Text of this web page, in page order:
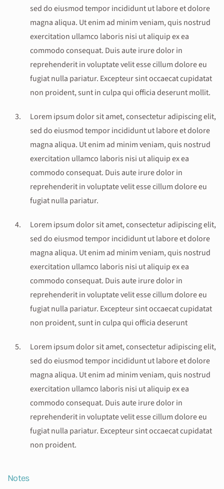
sed do eiusmod tempor incididunt ut labore et dolore
magna aliqua. Ut enim ad minim veniam, quis nostrud
exercitation ullamco laboris nisi ut aliquip ex ea
commodo consequat. Duis aute irure dolor in
reprehenderit in voluptate velit esse cillum dolore eu
fugiat nulla pariatur. Excepteur sint occaecat cupidatat
non proident, sunt in culpa qui officia deserunt mollit.
Lorem ipsum dolor sit amet, consectetur adipiscing elit,
sed do eiusmod tempor incididunt ut labore et dolore
magna aliqua. Ut enim ad minim veniam, quis nostrud
exercitation ullamco laboris nisi ut aliquip ex ea
commodo consequat. Duis aute irure dolor in
reprehenderit in voluptate velit esse cillum dolore eu
fugiat nulla pariatur.
Lorem ipsum dolor sit amet, consectetur adipiscing elit,
sed do eiusmod tempor incididunt ut labore et dolore
magna aliqua. Ut enim ad minim veniam, quis nostrud
exercitation ullamco laboris nisi ut aliquip ex ea
commodo consequat. Duis aute irure dolor in
reprehenderit in voluptate velit esse cillum dolore eu
fugiat nulla pariatur. Excepteur sint occaecat cupidatat
non proident, sunt in culpa qui officia deserunt
Lorem ipsum dolor sit amet, consectetur adipiscing elit,
sed do eiusmod tempor incididunt ut labore et dolore
magna aliqua. Ut enim ad minim veniam, quis nostrud
exercitation ullamco laboris nisi ut aliquip ex ea
commodo consequat. Duis aute irure dolor in
reprehenderit in voluptate velit esse cillum dolore eu
fugiat nulla pariatur. Excepteur sint occaecat cupidatat
non proident.
Notes